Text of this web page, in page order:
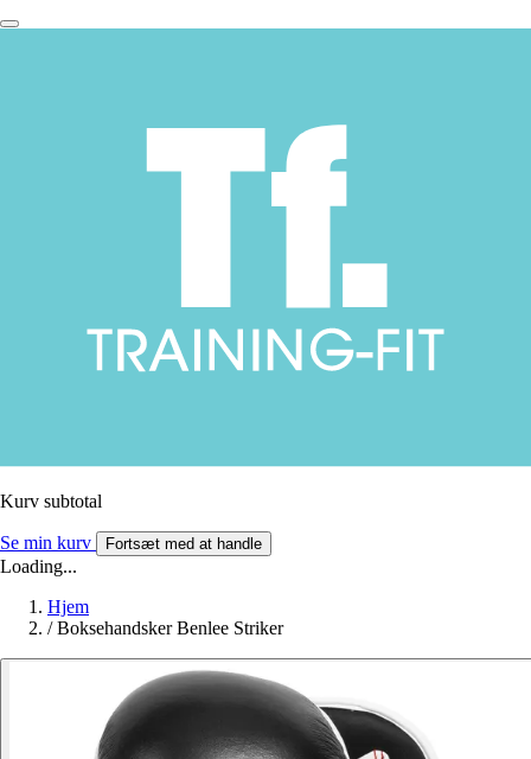
Kurv subtotal
Se min kurv Fortsæt med at handle
Loading...
Hjem
/ Boksehandsker Benlee Striker